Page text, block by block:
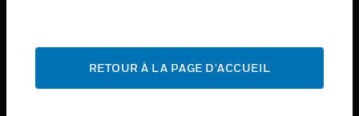
toggle view
toggle view
RETOUR À LA PAGE D'ACCUEIL